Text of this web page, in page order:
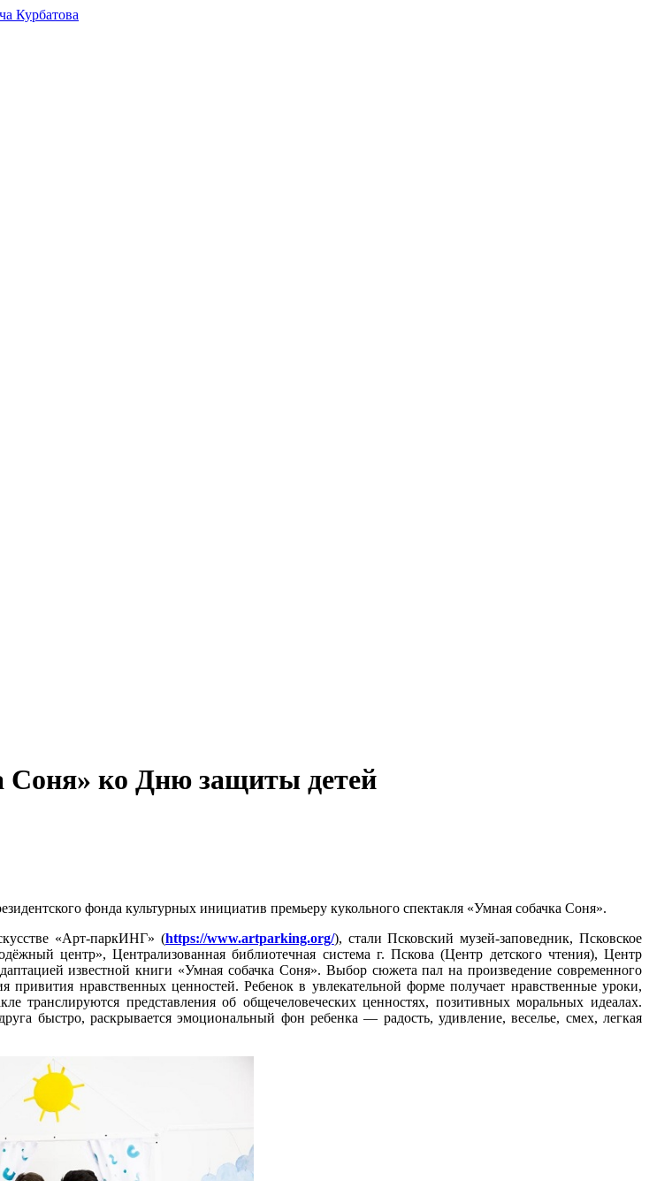
Соня» ко Дню защиты детей
фонда культурных инициатив премьеру кукольного спектакля «Умная собачка Соня».
«Арт-паркИНГ» (https://www.artparking.org/), стали Псковский музей-заповедник, Псковское
центр», Централизованная библиотечная система г. Пскова (Центр детского чтения), Центр
известной книги «Умная собачка Соня». Выбор сюжета пал на произведение современного
привития нравственных ценностей. Ребенок в увлекательной форме получает нравственные уроки,
транслируются представления об общечеловеческих ценностях, позитивных моральных идеалах.
быстро, раскрывается эмоциональный фон ребенка — радость, удивление, веселье, смех, легкая